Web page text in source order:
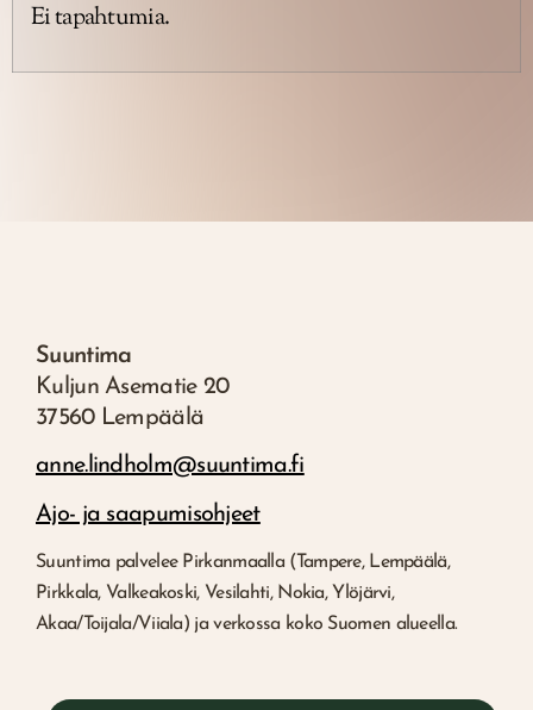
Ei tapahtumia.
Suuntima
Kuljun Asematie 20
37560 Lempäälä
anne.lindholm@suuntima.fi
Ajo- ja saapumisohjeet
Suuntima palvelee Pirkanmaalla (Tampere, Lempäälä,
Pirkkala, Valkeakoski, Vesilahti, Nokia, Ylöjärvi,
Akaa/Toijala/Viiala) ja verkossa koko Suomen alueella.